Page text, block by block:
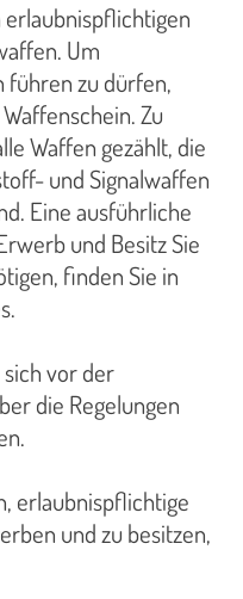
Um
führen zu dürfen,
Zu
Waffen gezählt, die
und Signalwaffen
Eine ausführliche
und Besitz Sie
finden Sie in
vor der
die Regelungen
erlaubnispflichtige
und zu besitzen,